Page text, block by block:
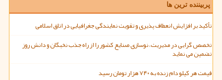
پربیننده ترین ها
تأکید بر افزایش انعطاف پذیری و تقویت نمایندگی جغرافیایی در اتاق اسلامی
تخصص گرایی در مدیریت، نوسازی صنایع کشور را از راه جذب نخبگان و دانش روز
تضمین می نماید
قیمت هر کیلو دام زنده به ۷۴۰ هزار تومان رسید